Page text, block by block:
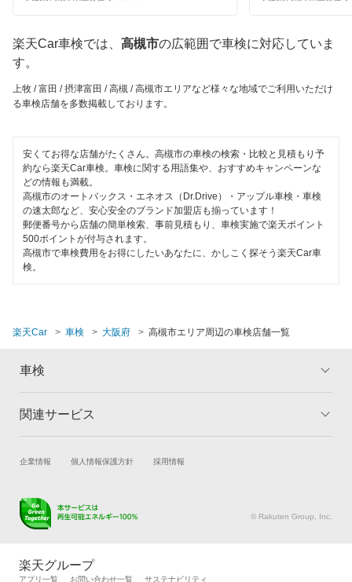
豊中市
豊能郡
寝屋川市
羽曳野市
阪南市
東大阪市
三島郡
南河内郡
箕面市
八尾市
トヨタディーラー
安心WE！車検
閉じる
楽天Car車検では、 高槻市の広範囲で車検に対応していま
す。
上牧 / 富田 / 摂津富田 / 高槻 / 高槻市エリアなど様々な地域でご利用いただけ
る車検店舗を多数掲載しております。
安くてお得な店舗がたくさん。高槻市の車検の検索・比較と見積もり予
約なら楽天Car車検。車検に関する用語集や、おすすめキャンペーンな
どの情報も満載。
高槻市のオートバックス・エネオス（Dr.Drive）・アップル車検・車検
の速太郎など、安心安全のブランド加盟店も揃っています！
郵便番号から店舗の簡単検索、事前見積もり、車検実施で楽天ポイント
500ポイントが付与されます。
高槻市で車検費用をお得にしたいあなたに、かしこく探そう楽天Car車
検。
楽天Car 車検 大阪府 高槻市エリア周辺の車検店舗一覧
車検
トップ
車検の基礎知識 キャンペーン一覧
関連サービス
試乗・商談 新車購入
キズ修理予約
メンテナンス管理
タイヤ交換サービス
自動車カタログ 自動車保険
企業情報 個人情報保護方針 採用情報
© Rakuten Group, Inc.
楽天グループ
アプリ一覧 お問い合わせ一覧 サステナビリティ